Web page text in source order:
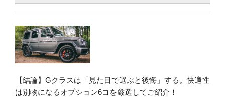
【結論】Gクラスは「見た目で選ぶと後悔」する。快適性
は別物になるオプション6コを厳選してご紹介！